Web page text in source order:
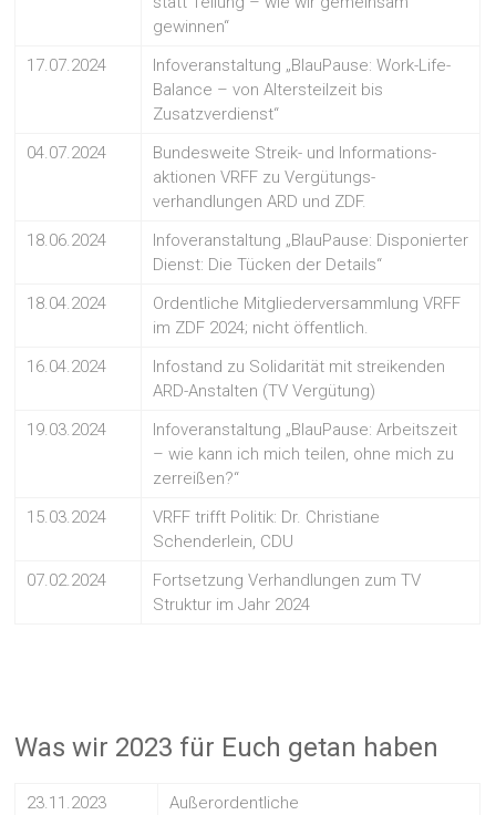
gewinnen“
17.07.2024
Infoveranstaltung „BlauPause: Work-Life-
Balance – von Altersteilzeit bis
Zusatzverdienst“
04.07.2024
Bundesweite Streik- und Informations-
aktionen VRFF zu Vergütungs-
verhandlungen ARD und ZDF.
18.06.2024
Infoveranstaltung „BlauPause: Disponierter
Dienst: Die Tücken der Details“
18.04.2024
Ordentliche Mitgliederversammlung VRFF
im ZDF 2024; nicht öffentlich.
16.04.2024
Infostand zu Solidarität mit streikenden
ARD-Anstalten (TV Vergütung)
19.03.2024
Infoveranstaltung „BlauPause: Arbeitszeit
– wie kann ich mich teilen, ohne mich zu
zerreißen?“
15.03.2024
VRFF trifft Politik: Dr. Christiane
Schenderlein, CDU
07.02.2024
Fortsetzung Verhandlungen zum TV
Struktur im Jahr 2024
Was wir 2023 für Euch getan haben
23.11.2023
Außerordentliche